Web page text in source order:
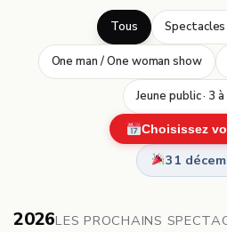
Tous
One man / One woman show
Jeune public · 3
Choisissez
31
2026LES PROCHAINS